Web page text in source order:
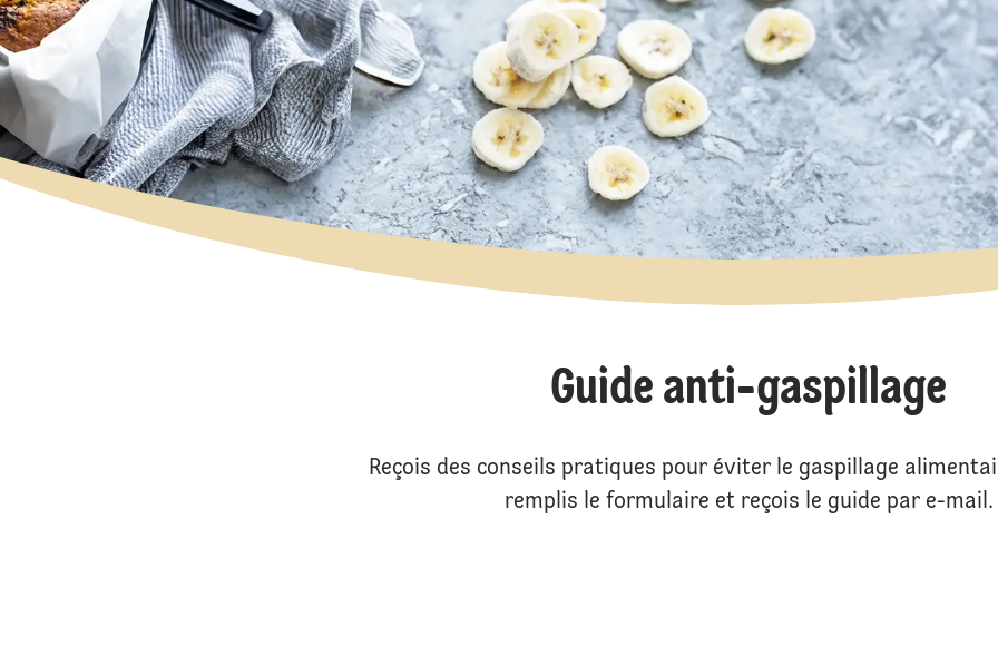
Guide anti-gaspillage
Reçois des conseils pratiques pour éviter le gaspillage
remplis le formulaire et reçois le guide par e-mail.